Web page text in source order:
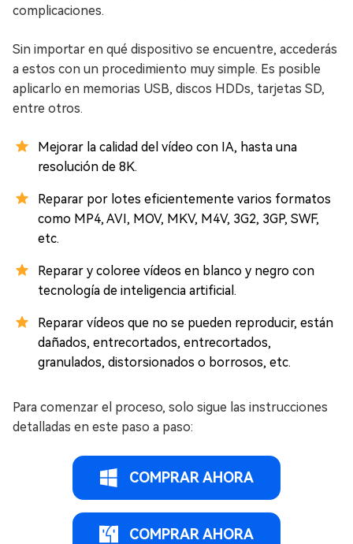
complicaciones.
Sin importar en qué dispositivo se encuentre, accederás
a estos con un procedimiento muy simple. Es posible
aplicarlo en memorias USB, discos HDDs, tarjetas SD,
entre otros.
Mejorar la calidad del vídeo con IA, hasta una
resolución de 8K.
Reparar por lotes eficientemente varios formatos
como MP4, AVI, MOV, MKV, M4V, 3G2, 3GP, SWF,
etc.
Reparar y coloree vídeos en blanco y negro con
tecnología de inteligencia artificial.
Reparar vídeos que no se pueden reproducir, están
dañados, entrecortados, entrecortados,
granulados, distorsionados o borrosos, etc.
Para comenzar el proceso, solo sigue las instrucciones
detalladas en este paso a paso:
COMPRAR AHORA
COMPRAR AHORA